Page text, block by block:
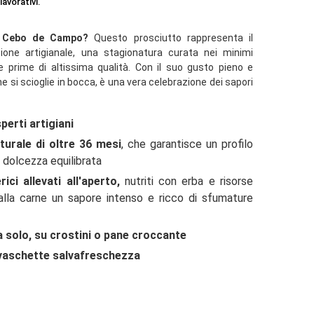
de Campo? Questo prosciutto rappresenta il
artigianale, una stagionatura curata nei minimi
prime di altissima qualità. Con il suo gusto pieno e
si scioglie in bocca, è una vera celebrazione dei sapori
artigiani
di oltre 36 mesi, che garantisce un profilo
equilibrata
allevati all'aperto, nutriti con erba e risorse
carne un sapore intenso e ricco di sfumature
solo, su crostini o pane croccante
salvafreschezza